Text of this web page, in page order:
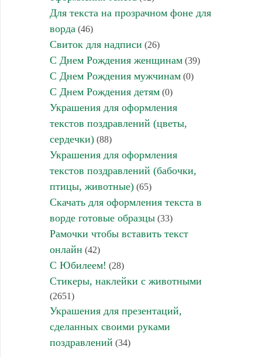
Для текста на прозрачном фоне для
ворда (46)
Свиток для надписи (26)
С Днем Рождения женщинам(39)
С Днем Рождения мужчинам(0)
С Днем Рождения детям(0)
Украшения для оформления
текстов поздравлений (цветы,
сердечки)(88)
Украшения для оформления
текстов поздравлений (бабочки,
птицы, животные)(65)
Скачать для оформления текста в
ворде готовые образцы(33)
Рамочки чтобы вставить текст
онлайн (42)
С Юбилеем! (28)
Стикеры, наклейки с животными
(2651)
Украшения для презентаций,
сделанных своими руками
поздравлений (34)